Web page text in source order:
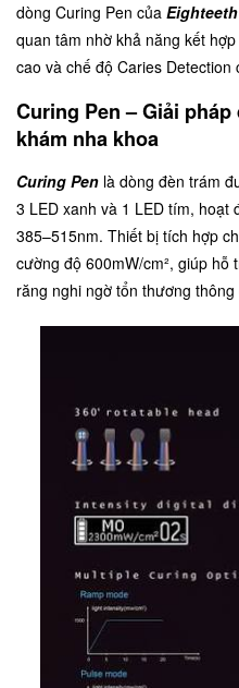
dòng Curing Pen của Eighteeth
quan tâm nhờ khả năng kết
cao và chế độ Caries Detection
Curing Pen – Giải
khám nha khoa
Curing Pen là dòng đèn trám
3 LED xanh và 1 LED tím,
385–515nm. Thiết bị tích hợp
cường độ 600mW/cm², giúp
răng nghi ngờ tổn thương